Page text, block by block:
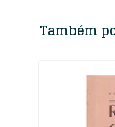
Também